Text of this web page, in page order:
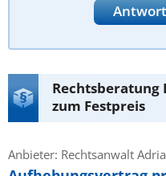
Rechtsberatung
zum Festpreis
Anbieter: Rechtsanwalt